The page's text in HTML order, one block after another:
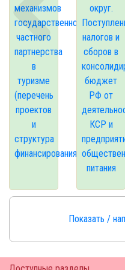
механизмов
государственно-
частного
партнерства
в
туризме
(перечень
проектов
и
структура
финансирования)
округ.
налогов и
сборов в
бюджет
РФ от
КСР и
питания
Показать /